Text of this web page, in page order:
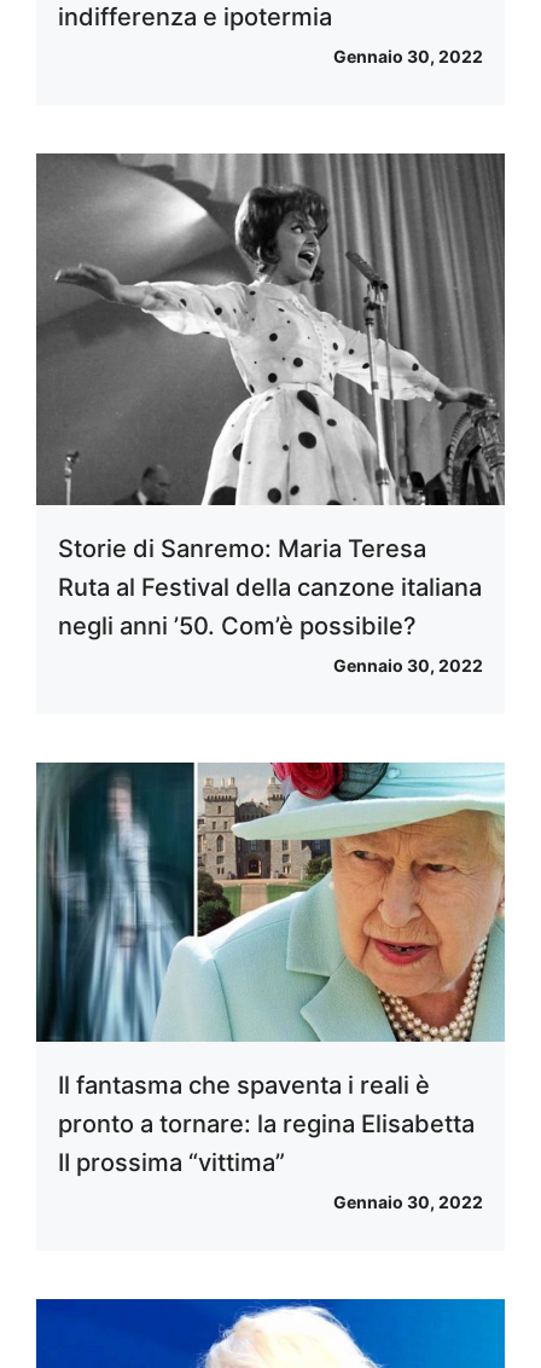
indifferenza e ipotermia
Gennaio 30, 2022
Storie di Sanremo: Maria Teresa
Ruta al Festival della canzone italiana
negli anni ’50. Com’è possibile?
Gennaio 30, 2022
Il fantasma che spaventa i reali è
pronto a tornare: la regina Elisabetta
II prossima “vittima”
Gennaio 30, 2022